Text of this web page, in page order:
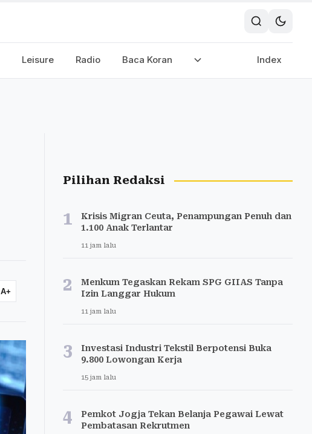
Leisure Radio Baca Koran Index
A+
Pilihan Redaksi
1
Krisis Migran Ceuta, Penampungan Penuh dan
1.100 Anak Terlantar
11 jam lalu
2
Menkum Tegaskan Rekam SPG GIIAS Tanpa
Izin Langgar Hukum
11 jam lalu
3
Investasi Industri Tekstil Berpotensi Buka
9.800 Lowongan Kerja
15 jam lalu
4
Pemkot Jogja Tekan Belanja Pegawai Lewat
Pembatasan Rekrutmen